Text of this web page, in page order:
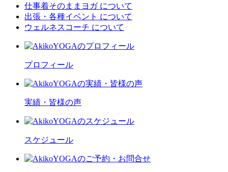
仕事着そのままヨガ について
出張・各種イベント について
ウェルネスコーチ について
プロフィール
実績・皆様の声
スケジュール